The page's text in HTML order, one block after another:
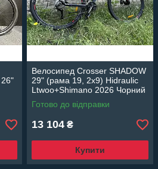
Велосипед Crosser SHADOW
29" (рама 19, 2х9) Hidraulic
Ltwoo+Shimano 2026 Чорний
Готово до відправки
13 104 ₴
Купити